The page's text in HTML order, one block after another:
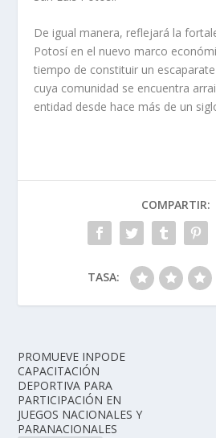
De igual manera, reflejará la
Potosí en el nuevo marco
tiempo de constituir un
cuya comunidad se encuentra
entidad desde hace más de un
COMPARTIR:
TASA:
PROMUEVE INPODE
CAPACITACIÓN
DEPORTIVA PARA
PARTICIPACIÓN EN
JUEGOS NACIONALES Y
PARANACIONALES